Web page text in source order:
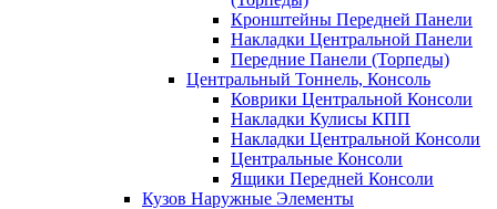
Кронштейны Передней Панели
Накладки Центральной Панели
Передние Панели (Торпеды)
Центральный Тоннель, Консоль
Коврики Центральной Консоли
Накладки Кулисы КПП
Накладки Центральной Консоли
Центральные Консоли
Ящики Передней Консоли
Кузов Наружные Элементы